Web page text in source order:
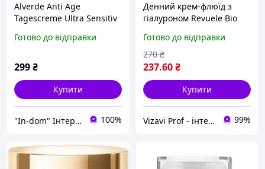
Alverde Anti Age
Tagescreme Ultra Sensitiv
з керамідами, Q10 та
Готово до відправки
299₴
Купити
"In-dom" Інтернет магазин товарів для дому у Інни 100%
Денний крем-флюїд з
гіалуроном Revuele Bio
Care 50мл
Готово до відправки
237.60₴
270 ₴
Купити
Vizavi Prof - інтернет-магазин професійної косметики 99%